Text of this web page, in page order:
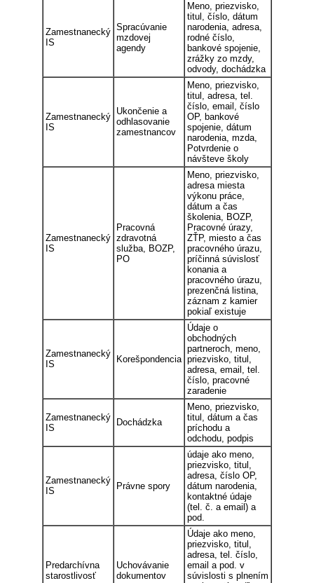
Zamestnanecký
IS
Spracúvanie
mzdovej
agendy
Meno, priezvisko,
titul, číslo, dátum
narodenia, adresa,
rodné číslo,
bankové spojenie,
zrážky zo mzdy,
odvody, dochádzka
Zamestnanecký
IS
Ukončenie a
odhlasovanie
zamestnancov
Meno, priezvisko,
titul, adresa, tel.
číslo, email, číslo
OP, bankové
spojenie, dátum
narodenia, mzda,
Potvrdenie o
návšteve školy
Zamestnanecký
IS
Pracovná
zdravotná
služba, BOZP,
PO
Meno, priezvisko,
adresa miesta
výkonu práce,
dátum a čas
školenia, BOZP,
Pracovné úrazy,
ZŤP, miesto a čas
pracovného úrazu,
príčinná súvislosť
konania a
pracovného úrazu,
prezenčná listina,
záznam z kamier
pokiaľ existuje
Zamestnanecký
IS
Korešpondencia
Údaje o
obchodných
partneroch, meno,
priezvisko, titul,
adresa, email, tel.
číslo, pracovné
zaradenie
Zamestnanecký
IS
Dochádzka
Meno, priezvisko,
titul, dátum a čas
príchodu a
odchodu, podpis
Zamestnanecký
IS
Právne spory
údaje ako meno,
priezvisko, titul,
adresa, číslo OP,
dátum narodenia,
kontaktné údaje
(tel. č. a email) a
pod.
Predarchívna
starostlivosť
Uchovávanie
dokumentov
Údaje ako meno,
priezvisko, titul,
adresa, tel. číslo,
email a pod. v
súvislosti s plnením